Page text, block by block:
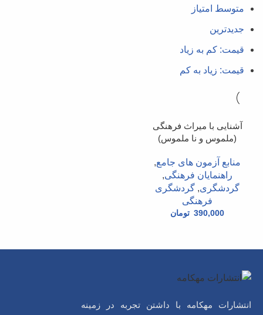
متوسط امتیاز
جدیدترین
قیمت: کم به زیاد
قیمت: زیاد به کم
آشنایی با میراث فرهنگی
(ملموس و نا ملموس)
منابع آزمون های جامع,
راهنمایان فرهنگی,
گردشگری, گردشگری
فرهنگی
390,000 تومان
انتشارات مهکامه با داشتن تجربه در زمینه